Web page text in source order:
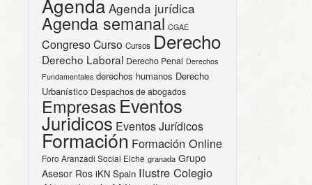
Agenda jurídica
Agenda semanal CGAE
CongresoCurso Cursos Derecho
Derecho Laboral Derecho Penal Derechos
Fundamentales derechos humanos Derecho
Urbanístico Despachos de abogados
Empresas Eventos
Juridicos Eventos Jurídicos
Formación Formación Online
Foro Aranzadi Social Elche granada Grupo
Asesor Ros iKN Spain Ilustre Colegio